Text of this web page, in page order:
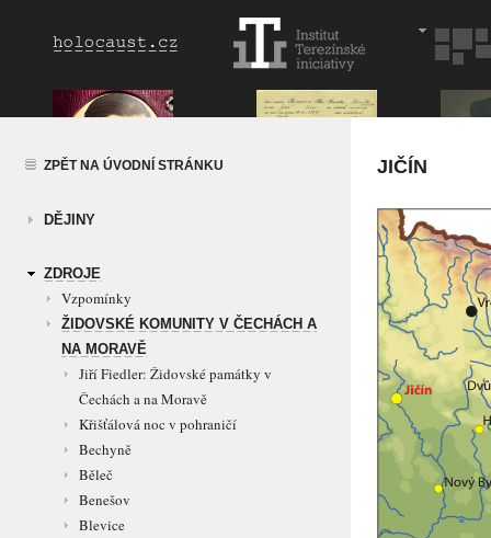
ZPĚT NA ÚVODNÍ STRÁNKU
DĚJINY
ZDROJE
Vzpomínky
ŽIDOVSKÉ KOMUNITY V ČECHÁCH A
NA MORAVĚ
Jiří Fiedler: Židovské památky v
Čechách a na Moravě
Křišťálová noc v pohraničí
Bechyně
Běleč
Benešov
Blevice
JIČÍN